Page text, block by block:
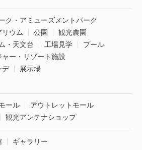
ク・アミューズメントパーク
ウム 公園
観光農園
・天文台 工場見学
プール
ャー・リゾート施設
デ
展示場
ール
アウトレットモール
観光アンテナショップ
ギャラリー